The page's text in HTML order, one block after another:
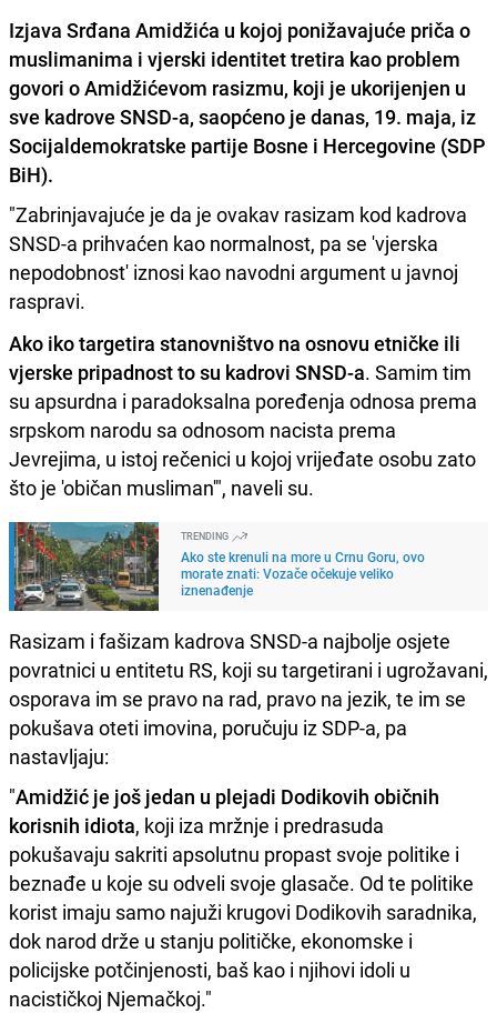
Izjava Srđana Amidžića u kojoj ponižavajuće priča o
muslimanima i vjerski identitet tretira kao problem
govori o Amidžićevom rasizmu, koji je ukorijenjen u
sve kadrove SNSD-a, saopćeno je danas, 19. maja, iz
Socijaldemokratske partije Bosne i Hercegovine (SDP
BiH).
"Zabrinjavajuće je da je ovakav rasizam kod kadrova
SNSD-a prihvaćen kao normalnost, pa se 'vjerska
nepodobnost' iznosi kao navodni argument u javnoj
raspravi.
Ako iko targetira stanovništvo na osnovu etničke ili
vjerske pripadnost to su kadrovi SNSD-a. Samim tim
su apsurdna i paradoksalna poređenja odnosa prema
srpskom narodu sa odnosom nacista prema
Jevrejima, u istoj rečenici u kojoj vrijeđate osobu zato
što je 'običan musliman'", naveli su.
TRENDING
Ako ste krenuli na more u Crnu Goru, ovo
morate znati: Vozače očekuje veliko
iznenađenje
Rasizam i fašizam kadrova SNSD-a najbolje osjete
povratnici u entitetu RS, koji su targetirani i ugrožavani,
osporava im se pravo na rad, pravo na jezik, te im se
pokušava oteti imovina, poručuju iz SDP-a, pa
nastavljaju:
"Amidžić je još jedan u plejadi Dodikovih običnih
korisnih idiota, koji iza mržnje i predrasuda
pokušavaju sakriti apsolutnu propast svoje politike i
beznađe u koje su odveli svoje glasače. Od te politike
korist imaju samo najuži krugovi Dodikovih saradnika,
dok narod drže u stanju političke, ekonomske i
policijske potčinjenosti, baš kao i njihovi idoli u
nacističkoj Njemačkoj."